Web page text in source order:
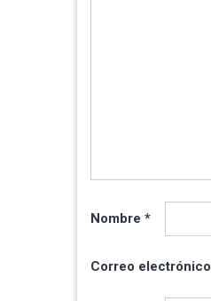
Nombre *
Correo electrónico